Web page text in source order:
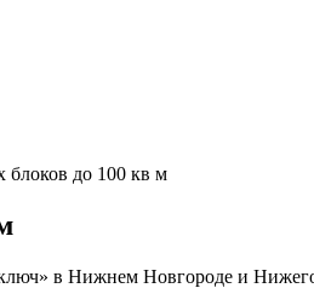
блоков до 100 кв м
в Нижнем Новгороде и